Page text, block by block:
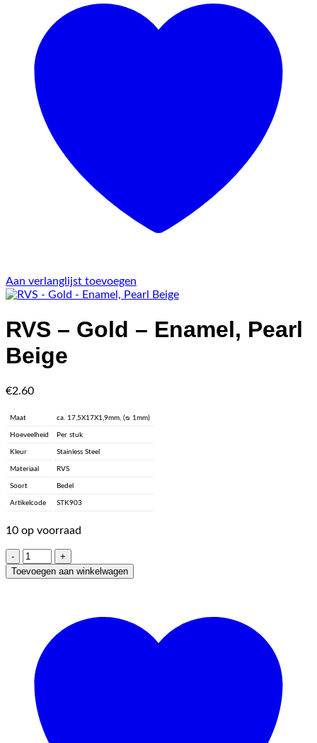
Aan verlanglijst toevoegen
RVS – Gold – Enamel, Pearl
Beige
€2.60
Maat ca. 17,5X17X1,9mm, (ᴓ 1mm)
Hoeveelheid Per stuk
Kleur Stainless Steel
Materiaal RVS
Soort Bedel
Artikelcode STK903
10 op voorraad
RVS
-
Gold
aantal
Toevoegen aan winkelwagen